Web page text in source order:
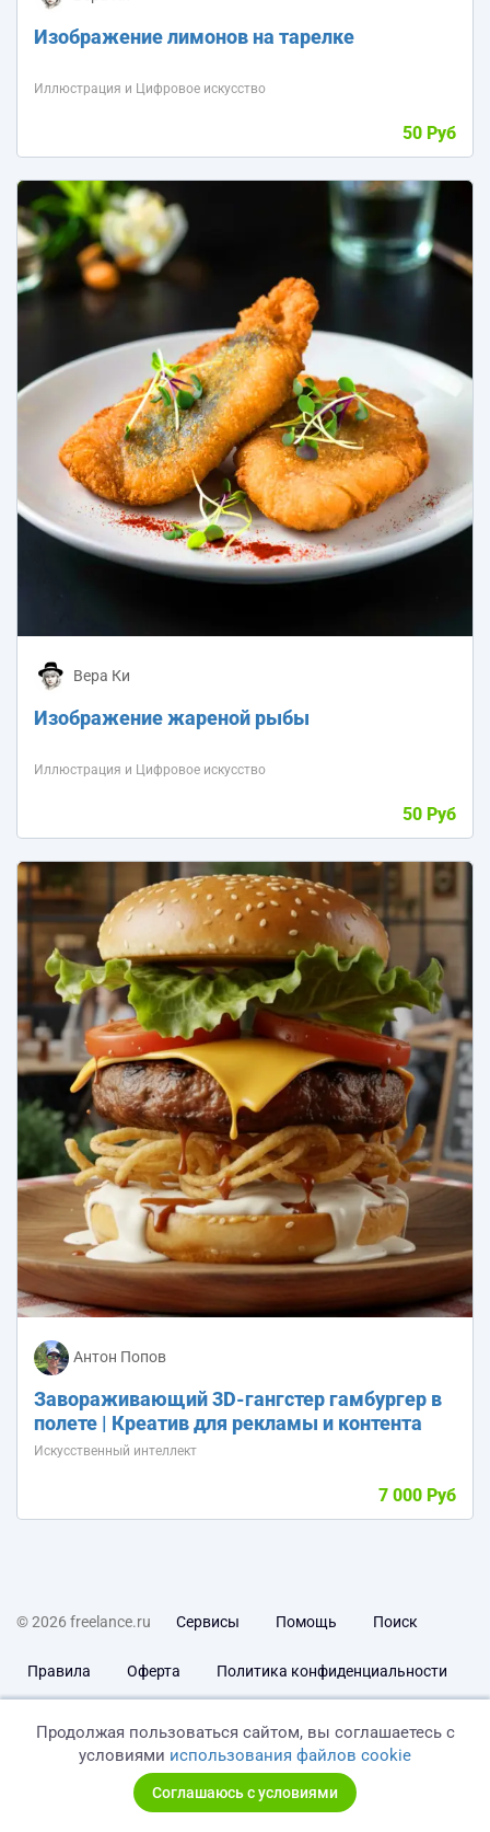
Изображение лимонов на тарелке
Иллюстрация и Цифровое искусство
50 Руб
Вера Ки
Изображение жареной рыбы
Иллюстрация и Цифровое искусство
50 Руб
Антон Попов
Завораживающий 3D-гангстер гамбургер в
полете | Креатив для рекламы и контента
Искусственный интеллект
7 000 Руб
© 2026 freelance.ru Сервисы Помощь Поиск
Правила Оферта Политика конфиденциальности
Продолжая пользоваться сайтом, вы соглашаетесь с
условиями использования файлов cookie
Соглашаюсь с условиями